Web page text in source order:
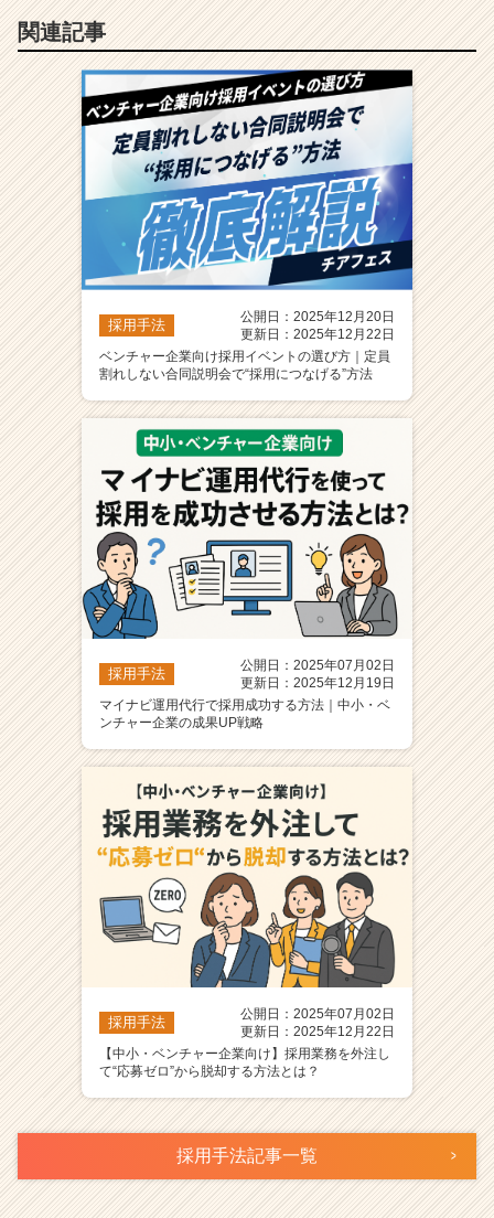
関連記事
採用手法
公開日：2025年12月20日
更新日：2025年12月22日
ベンチャー企業向け採用イベントの選び方｜定員
割れしない合同説明会で“採用につなげる”方法
採用手法
公開日：2025年07月02日
更新日：2025年12月19日
マイナビ運用代行で採用成功する方法｜中小・ベ
ンチャー企業の成果UP戦略
採用手法
公開日：2025年07月02日
更新日：2025年12月22日
【中小・ベンチャー企業向け】採用業務を外注し
て“応募ゼロ”から脱却する方法とは？
採用手法記事一覧